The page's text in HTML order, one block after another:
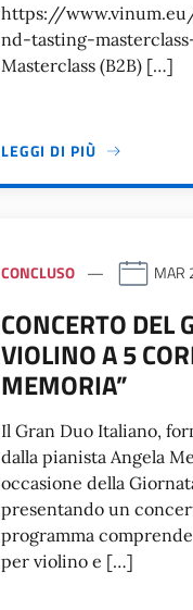
https://
nd-tasting-
Masterclass (B2B) […]
LEGGI DI PIÙ
CONCLUSO MAR
CONCERTO DEL
VIOLINO A 5
MEMORIA”
Il Gran Duo Italiano,
dalla pianista Angela
occasione della
presentando un
programma
per violino e […]